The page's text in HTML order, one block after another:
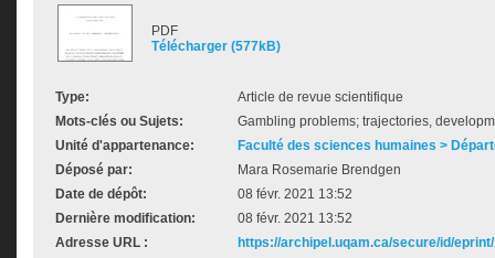
PDF
Télécharger (577kB)
Type:
Article de revue scientifique
Mots-clés ou Sujets:
Gambling problems; trajectories,
Unité d'appartenance:
Faculté des sciences humaines >
Déposé par:
Mara Rosemarie Brendgen
Date de dépôt:
08 févr. 2021 13:52
Dernière modification:
08 févr. 2021 13:52
Adresse URL :
https://archipel.uqam.ca/secure/id/